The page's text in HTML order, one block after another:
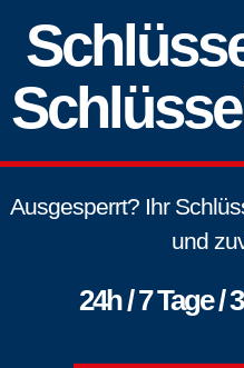
Ausgesperrt? Ihr
und
24h / 7 Tage /